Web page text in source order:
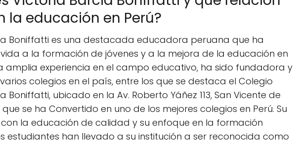
la educación en Perú?
Boniffatti es una destacada educadora peruana que ha
a la formación de jóvenes y a la mejora de la educación en
amplia experiencia en el campo educativo, ha sido fundadora y
colegios en el país, entre los que se destaca el Colegio
Boniffatti, ubicado en la Av. Roberto Yáñez 113, San Vicente de
que se ha Convertido en uno de los mejores colegios en Perú. Su
la educación de calidad y su enfoque en la formación
estudiantes han llevado a su institución a ser reconocida como